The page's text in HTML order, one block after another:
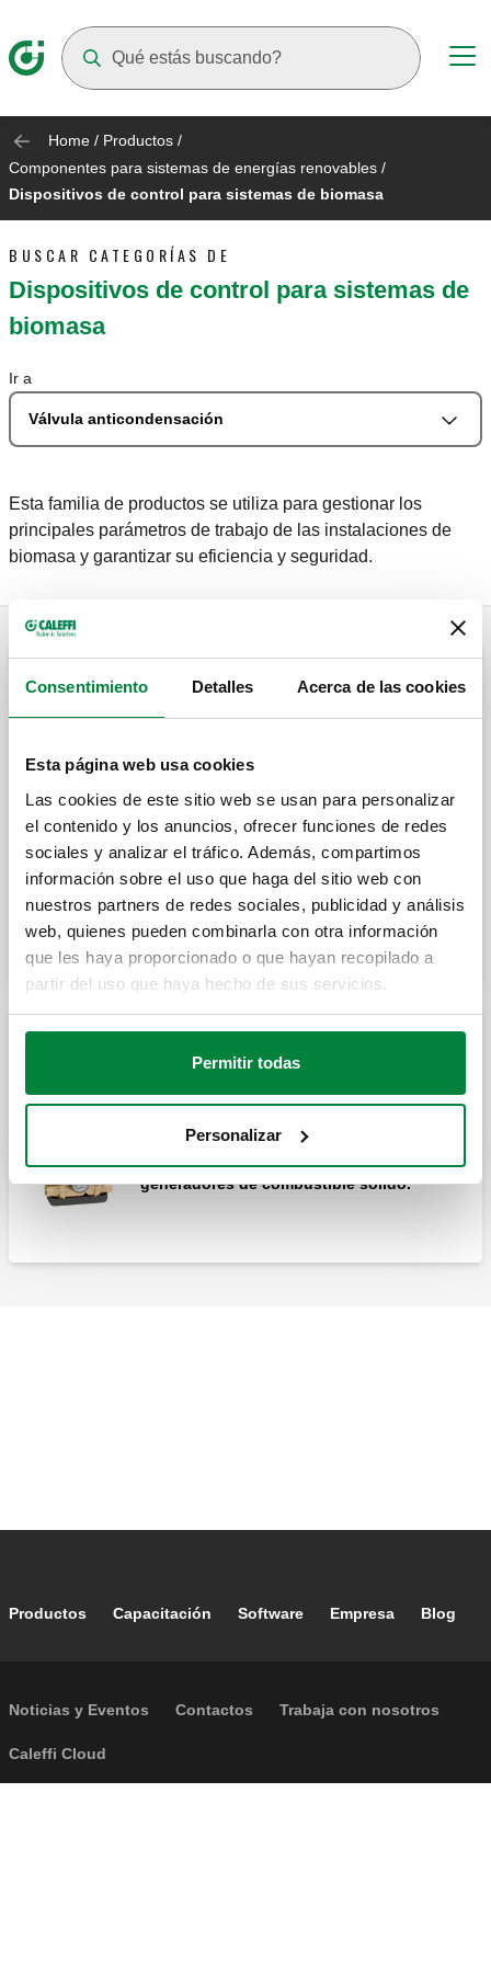
Consentimiento Detalles Acerca de las cookies
Esta página web usa cookies
Las cookies de este sitio web se usan para personalizar
el contenido y los anuncios, ofrecer funciones de redes
sociales y analizar el tráfico. Además, compartimos
información sobre el uso que haga del sitio web con
nuestros partners de redes sociales, publicidad y análisis
web, quienes pueden combinarla con otra información
que les haya proporcionado o que hayan recopilado a
partir del uso que haya hecho de sus servicios.
Permitir todas
Personalizar
Home / Productos /
Componentes para sistemas de energías renovables /
Dispositivos de control para sistemas de biomasa
BUSCAR CATEGORÍAS DE
Dispositivos de control para sistemas de
biomasa
Ir a
Válvula anticondensación
Esta familia de productos se utiliza para gestionar los
principales parámetros de trabajo de las instalaciones de
biomasa y garantizar su eficiencia y seguridad.
Válvula anticondensación
termostático de la temperatura de retorno a
Termostato de recambio para válvula
anticondensación.
Grupo de recirculación anticondensación
la temperatura de retorno a los
generadores de combustible sólido.
Footer main navigation
Productos Capacitación Software Empresa Blog
Footer secondary navigation
Noticias y Eventos Contactos Trabaja con nosotros
Caleffi Cloud